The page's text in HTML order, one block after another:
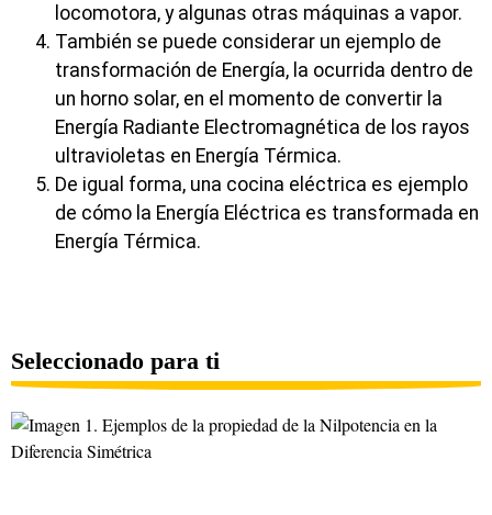
locomotora, y algunas otras máquinas a vapor.
También se puede considerar un ejemplo de
transformación de Energía, la ocurrida dentro de
un horno solar, en el momento de convertir la
Energía Radiante Electromagnética de los rayos
ultravioletas en Energía Térmica.
De igual forma, una cocina eléctrica es ejemplo
de cómo la Energía Eléctrica es transformada en
Energía Térmica.
Seleccionado para ti